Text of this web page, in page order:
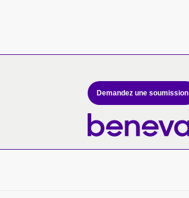
Demandez une soumission